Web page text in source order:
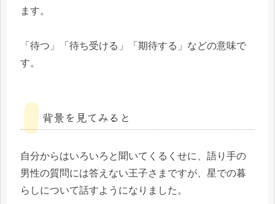
ます。
「待つ」「待ち受ける」「期待する」などの意味で
す。
背景を見てみると
自分からはいろいろと聞いてくるくせに、語り手の
男性の質問には答えない王子さまですが、星での暮
らしについて話すようになりました。